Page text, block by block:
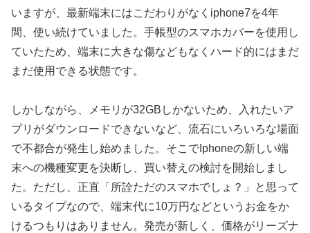
いますが、最新端末にはこだわりがなくiphone7を4年
間、使い続けていました。手帳型のスマホカバーを使用し
ていたため、端末に大きな傷などもなくハード的にはまだ
まだ使用できる状態です。
しかしながら、メモリが32GBしかないため、入れたいア
プリがダウンロードできないなど、流石にいろいろな場面
で不都合が発生し始めました。そこでIphoneの新しい端
末への機種変更を決断し、買い替えの検討を開始しまし
た。ただし、正直「所詮ただのスマホでしょ？」と思って
いるタイプなので、端末代に10万円などというお金をか
けるつもりはありません。発売が新しく、価格がリーズナ